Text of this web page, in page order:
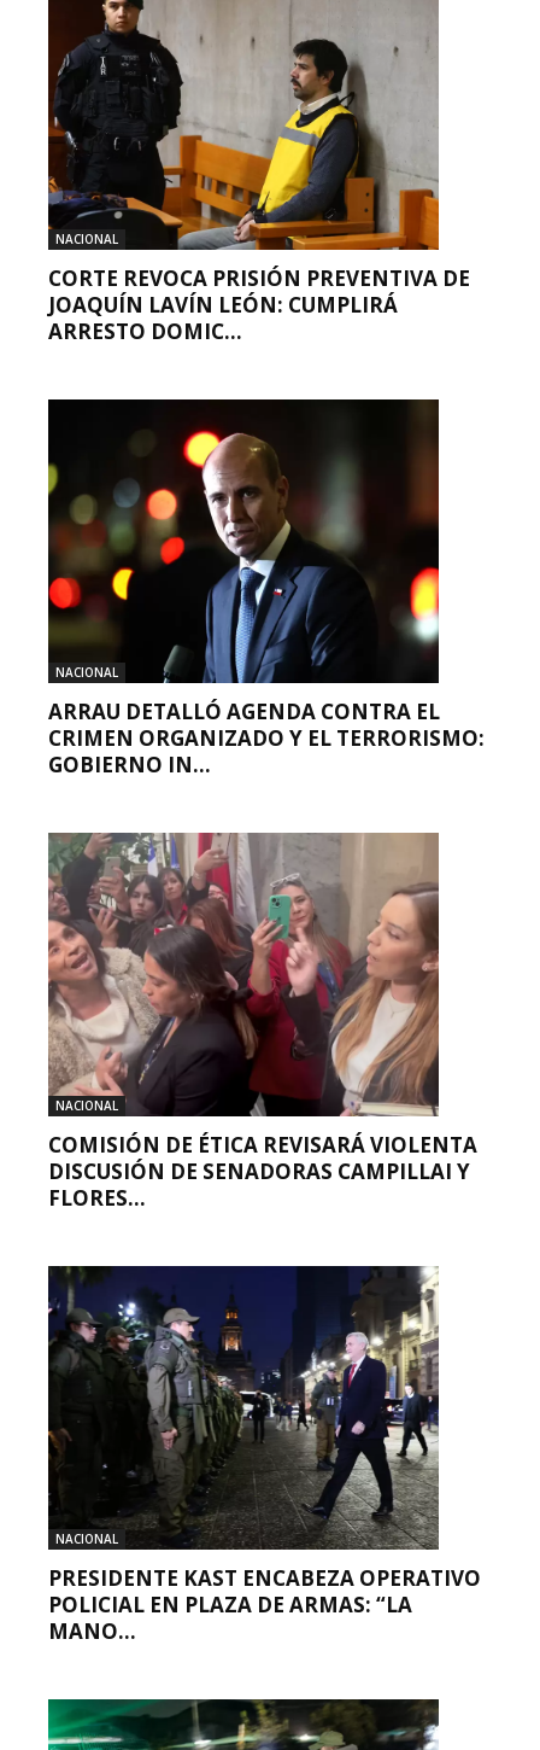
NACIONAL
CORTE REVOCA PRISIÓN PREVENTIVA DE
JOAQUÍN LAVÍN LEÓN: CUMPLIRÁ
ARRESTO DOMIC...
NACIONAL
ARRAU DETALLÓ AGENDA CONTRA EL
CRIMEN ORGANIZADO Y EL TERRORISMO:
GOBIERNO IN...
NACIONAL
COMISIÓN DE ÉTICA REVISARÁ VIOLENTA
DISCUSIÓN DE SENADORAS CAMPILLAI Y
FLORES...
NACIONAL
PRESIDENTE KAST ENCABEZA OPERATIVO
POLICIAL EN PLAZA DE ARMAS: “LA
MANO...